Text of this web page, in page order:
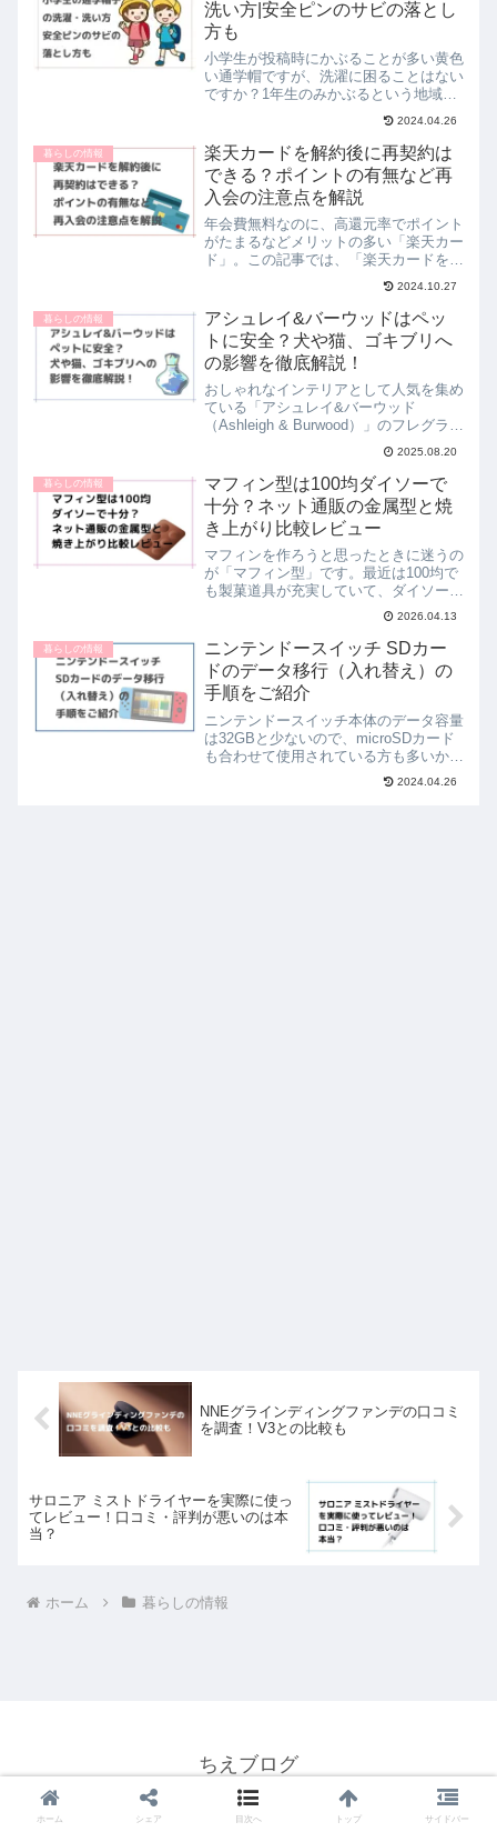
洗い方|安全ピンのサビの落とし
方も
小学生が投稿時にかぶることが多い黄色
い通学帽ですが、洗濯に困ることはない
ですか？1年生のみかぶるという地域も
あるようですが、うちの子の学校は６年
生までの着用、また登校班が識別できる
ワッペンやら、交通安全のバッジやらを
付けるために安全ピンを３...
2024.04.26
暮らしの情報
楽天カードを解約後に再契約は
できる？ポイントの有無など再
入会の注意点を解説
年会費無料なのに、高還元率でポイント
がたまるなどメリットの多い「楽天カー
ド」。この記事では、「楽天カードを一
度解約した後に再契約は出来るのか？」
「再入会時にポイントはもらえる？」
「以前のポイントはどうなる？」など、
様々な疑問について解説して...
2024.10.27
暮らしの情報
アシュレイ&バーウッドはペッ
トに安全？犬や猫、ゴキブリへ
の影響を徹底解説！
おしゃれなインテリアとして人気を集め
ている「アシュレイ&バーウッド
（Ashleigh & Burwood）」のフレグラン
スランプ。空間を華やかな香りで満たす
だけでなく、除菌・消臭効果があるとし
て愛用者も増えています。ただ、ペット
を飼っている...
2025.08.20
暮らしの情報
マフィン型は100均ダイソーで
十分？ネット通販の金属型と焼
き上がり比較レビュー
マフィンを作ろうと思ったときに迷うの
が「マフィン型」です。最近は100均で
も製菓道具が充実していて、ダイソーで
もマフィン型が販売されています。とは
いえ、100均のマフィン型でもちゃんと
焼ける？値段の差は焼き上がりに影響す
る？と気になる人も多...
2026.04.13
暮らしの情報
ニンテンドースイッチ SDカー
ドのデータ移行（入れ替え）の
手順をご紹介
ニンテンドースイッチ本体のデータ容量
は32GBと少ないので、microSDカード
も合わせて使用されている方も多いかと
思います。使用期間が長くなってくる
と、ダウンロード版のソフト購入などで
2024.04.26
NNEグラインディングファンデの口コミ
を調査！V3との比較も
サロニア ミストドライヤーを実際に使っ
てレビュー！口コミ・評判が悪いのは本
当？
ホーム 暮らしの情報
ちえブログ
運営者情報
サイトマップ
ホーム シェア 目次へ トップ サイドバー